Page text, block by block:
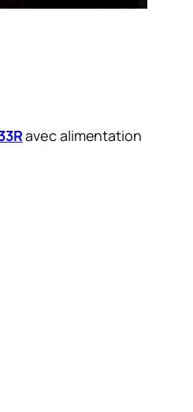
avec alimentation